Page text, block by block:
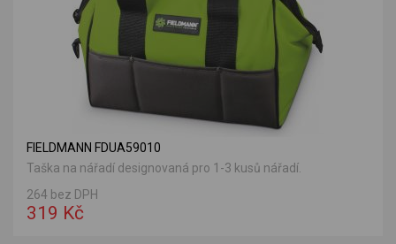
FIELDMANN FDUA59010
Taška na nářadí designovaná pro 1-3 kusů nářadí.
264 bez DPH
319 Kč